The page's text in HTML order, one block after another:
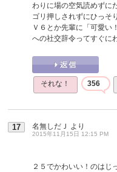
わりに場の空気読めずに
ゴリ押しされずにひっそ
Ｖ６とか先輩に「可愛い
への社交辞令ってすぐに
それな！ 356
17 名無しだＪ より
2015年11月15日 12:15 PM
２５でかわいい！のはじ